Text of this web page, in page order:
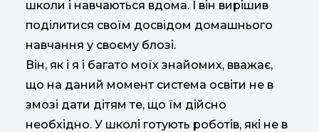
школи і навчаються вдома. І він вирішив
поділитися своїм досвідом домашнього
навчання у своєму блозі.
Він, як і я і багато моїх знайомих, вважає,
що на даний момент система освіти не в
змозі дати дітям те, що їм дійсно
необхідно. У школі готують роботів, які не в